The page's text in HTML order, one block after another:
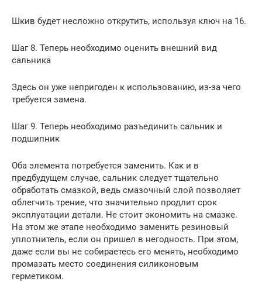
Шкив будет несложно открутить, используя ключ на 16.
Шаг 8. Теперь необходимо оценить внешний вид
сальника
Здесь он уже непригоден к использованию, из-за чего
требуется замена.
Шаг 9. Теперь необходимо разъединить сальник и
подшипник
Оба элемента потребуется заменить. Как и в
предбудущем случае, сальник следует тщательно
обработать смазкой, ведь смазочный слой позволяет
облегчить трение, что значительно продлит срок
эксплуатации детали. Не стоит экономить на смазке.
На этом же этапе необходимо заменить резиновый
уплотнитель, если он пришел в негодность. При этом,
даже если вы не собираетесь его менять, необходимо
промазать место соединения силиконовым
герметиком.